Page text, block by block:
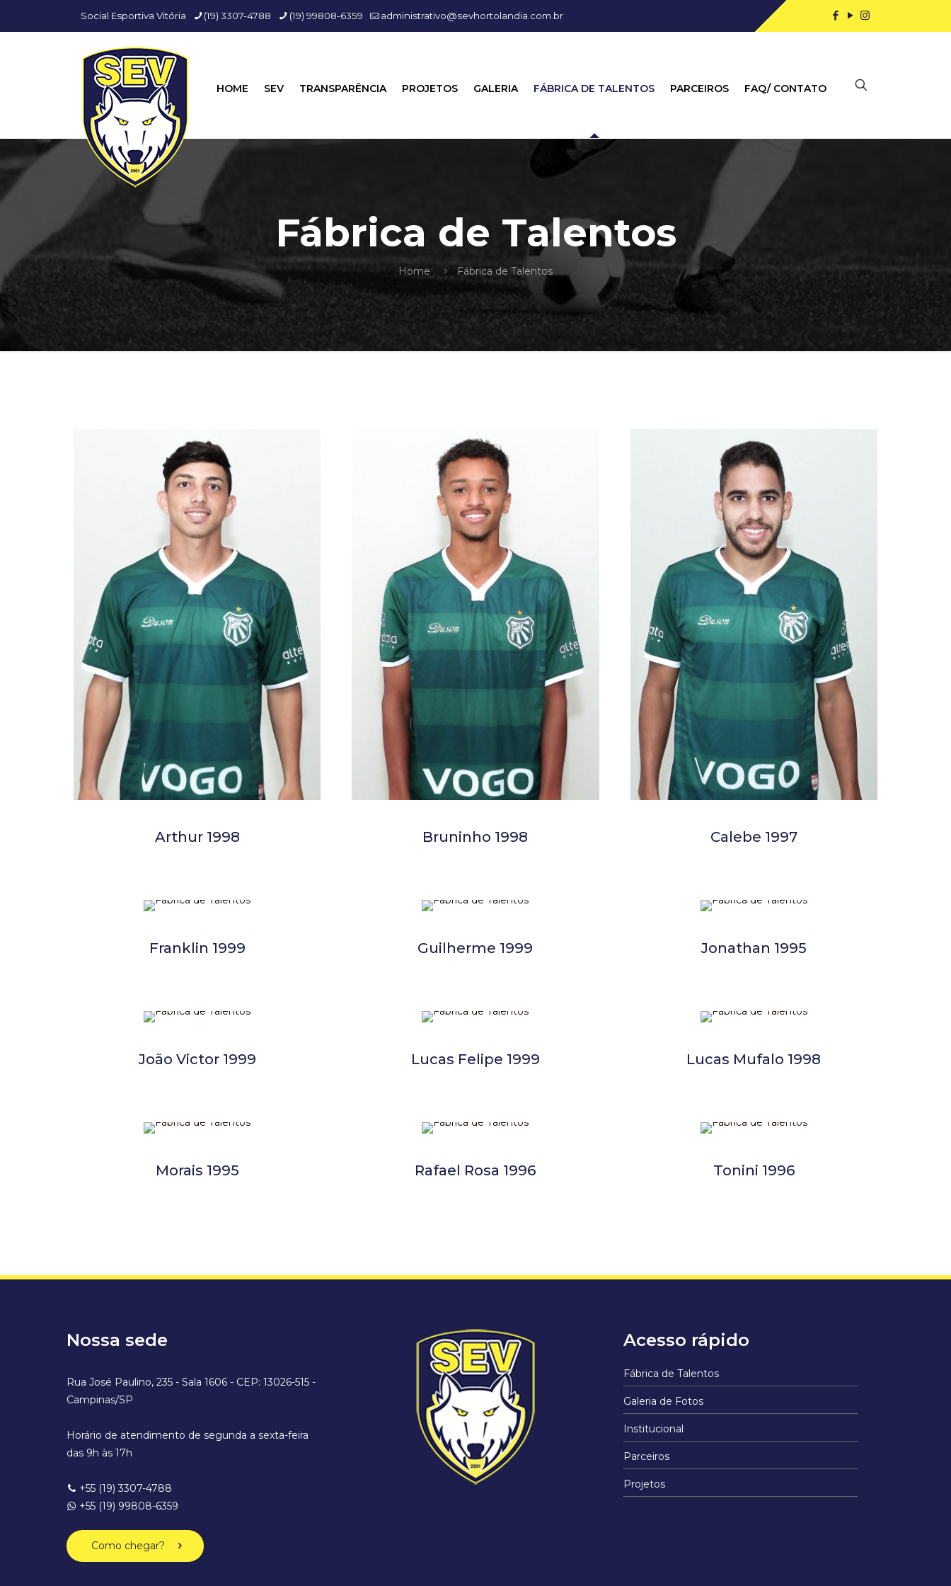
Social Esportiva Vitória (19) 3307-4788 (19) 99808-6359 administrativo@sevhortolandia.com.br
HOME SEV TRANSPARÊNCIA PROJETOS GALERIA FÁBRICA DE TALENTOS PARCEIROS FAQ/ CONTATO
Fábrica de Talentos
Home Fábrica de Talentos
Arthur 1998 Bruninho 1998 Calebe 1997
Franklin 1999 Guilherme 1999 Jonathan 1995
João Victor 1999 Lucas Felipe 1999 Lucas Mufalo 1998
Morais 1995 Rafael Rosa 1996 Tonini 1996
Nossa sede
Rua José Paulino, 235 - Sala 1606 - CEP: 13026-515 -
Campinas/SP
Horário de atendimento de segunda a sexta-feira
das 9h às 17h
+55 (19) 3307-4788
+55 (19) 99808-6359
Como chegar?
Acesso rápido
Fábrica de Talentos
Galeria de Fotos
Institucional
Parceiros
Projetos